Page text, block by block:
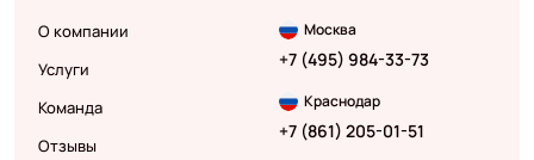
О компании
Услуги
Команда
Отзывы
Москва
+7 (495) 984-33-73
Краснодар
+7 (861) 205-01-51